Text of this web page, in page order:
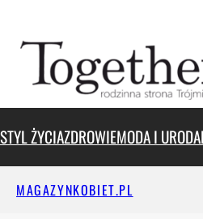
treści
STYL ŻYCIAZDROWIEMODA I URODA
MAGAZYNKOBIET.PL